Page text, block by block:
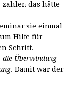
das hätte
sie einmal
Hilfe für
Schritt.
die Überwindung
. Damit war der